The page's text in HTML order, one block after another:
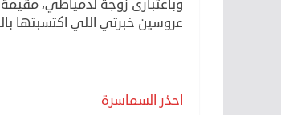
وباعتبارى زوجة لدمياطي،
عروسين خبرتي اللي اكتسبتها
احذر السماسرة